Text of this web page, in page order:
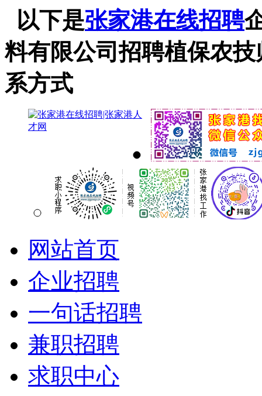
以下是张家港在线招聘
料有限公司招聘植保农
系方式
网站首页
企业招聘
一句话招聘
兼职招聘
求职中心